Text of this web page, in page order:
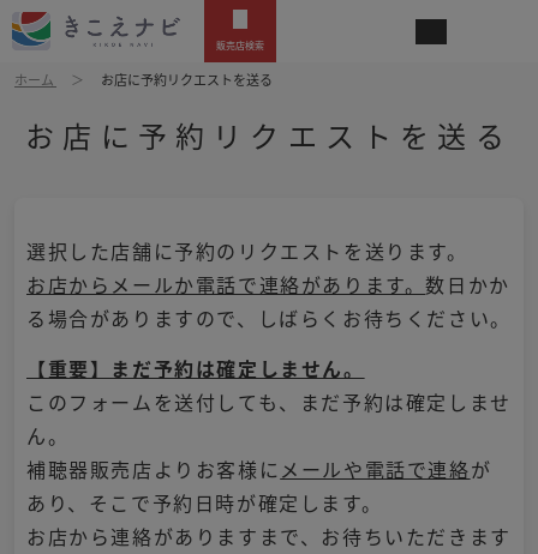
販売店検索
ホーム お店に予約リクエストを送る
お店に予約リクエストを送る
選択した店舗に予約のリクエストを送ります。
お店からメールか電話で連絡があります。数日かか
る場合がありますので、しばらくお待ちください。
【重要】まだ予約は確定しません。
このフォームを送付しても、まだ予約は確定しませ
ん。
補聴器販売店よりお客様にメールや電話で連絡が
あり、そこで予約日時が確定します。
お店から連絡がありますまで、お待ちいただきます